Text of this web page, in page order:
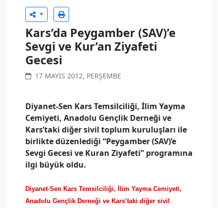
Kars’da Peygamber (SAV)’e
Sevgi ve Kur’an Ziyafeti
Gecesi
17 MAYIS 2012, PERŞEMBE
Diyanet-Sen Kars Temsilciliği, İlim Yayma
Cemiyeti, Anadolu Gençlik Derneği ve
Kars’taki diğer sivil toplum kuruluşları ile
birlikte düzenlediği “Peygamber (SAV)’e
Sevgi Gecesi ve Kuran Ziyafeti” programına
ilgi büyük oldu.
Diyanet-Sen Kars Temsilciliği, İlim Yayma Cemiyeti,
Anadolu Gençlik Derneği ve Kars’taki diğer sivil